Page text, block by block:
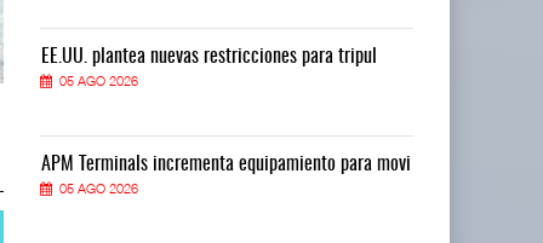
04 AGO 2026 04 AGO 2026
EE.UU. plantea nuevas restricciones para tripul
05 AGO 2026
APM Terminals incrementa equipamiento para movi
05 AGO 2026